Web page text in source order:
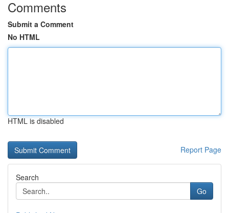
Comments
Submit a Comment
No HTML
HTML is disabled
Report Page
Search
Go